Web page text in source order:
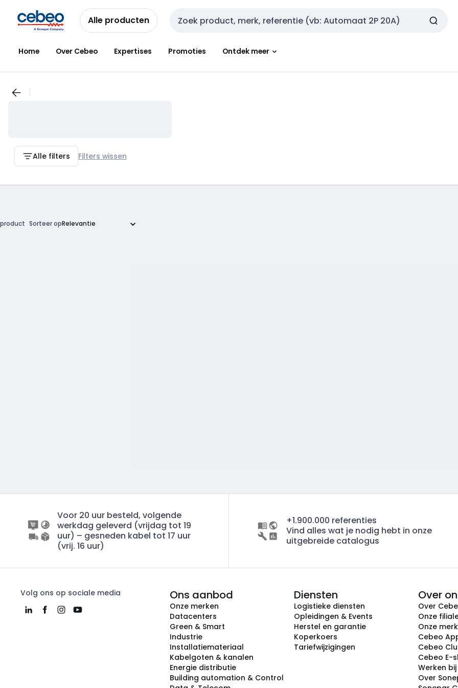
naar
navigatie
naar
inhoud
Alle producten Zoekveld invoer
Home Over Cebeo Expertises Promoties Ontdek meer
Alle filters Filters wissen
product Sorteer op
Voor 20 uur besteld, volgende
werkdag geleverd (vrijdag tot 19
uur) – gesneden kabel tot 17 uur
(vrij. 16 uur)
+1.900.000 referenties
Vind alles wat je nodig hebt in onze
uitgebreide catalogus
Volg ons op sociale media Ons aanbod
Onze merken
Datacenters
Green & Smart
Industrie
Installatiemateriaal
Kabelgoten & kanalen
Energie distributie
Building automation & Control
Diensten
Logistieke diensten
Opleidingen & Events
Herstel en garantie
Koperkoers
Tariefwijzigingen
Over
Over
Onze
Onze
Cebeo
Cebeo
Cebeo E-
Werken
Over